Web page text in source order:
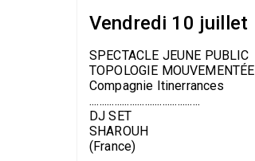
Vendredi 10 juillet
SPECTACLE JEUNE PUBLIC
TOPOLOGIE MOUVEMENTÉE
Compagnie Itinerrances
............................................
DJ SET
SHAROUH
(France)